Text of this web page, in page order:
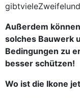
Außerdem
solches Bauwerk
Bedingungen zu
besser schützen!
Wo ist die Ikone